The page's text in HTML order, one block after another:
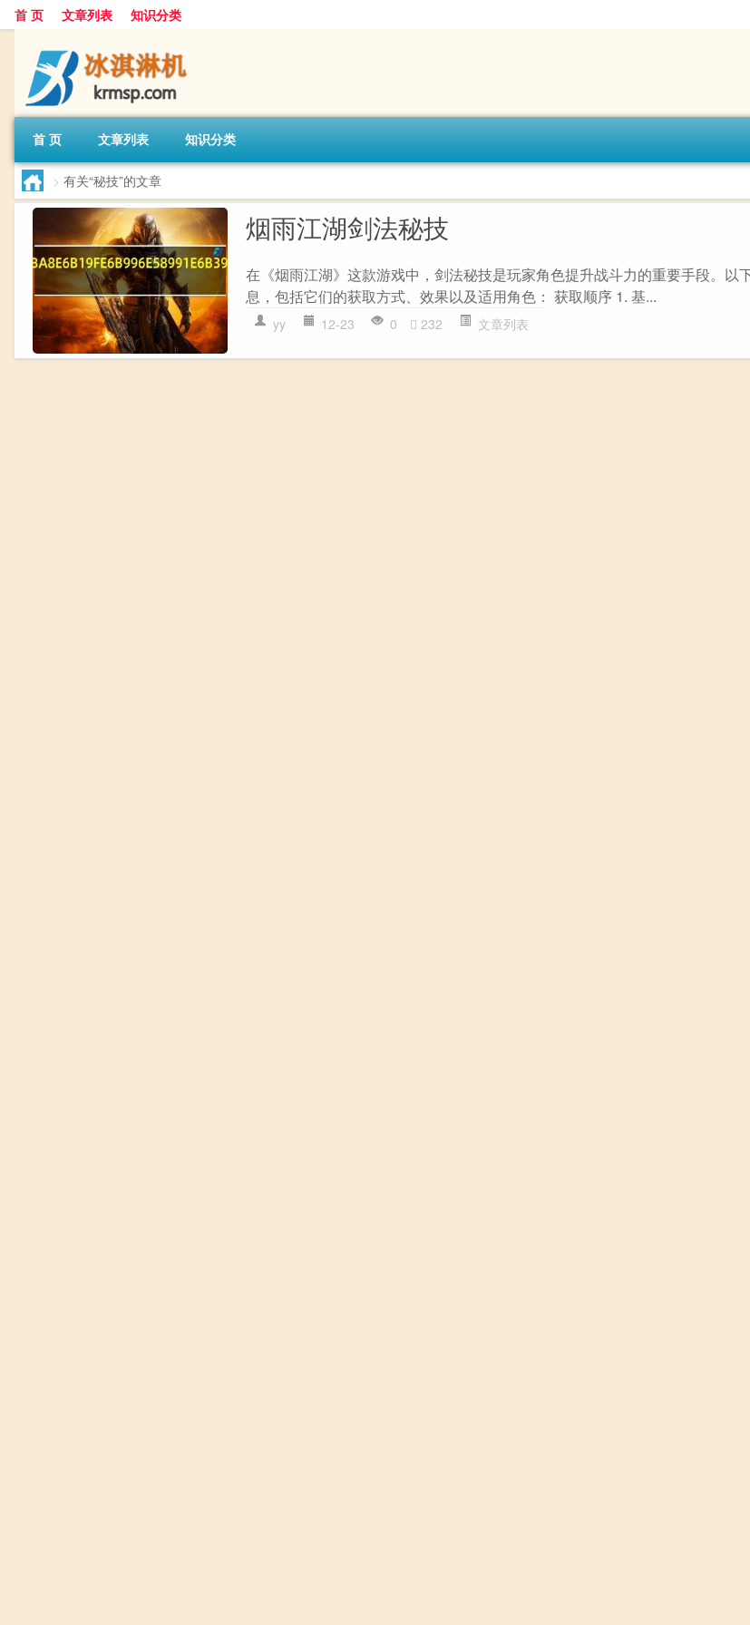
首 页 文章列表 知识分类
首 页 文章列表 知识分类
> 有关“秘技”的文章
烟雨江湖剑法秘技
在《烟雨江湖》这款游戏中，剑法秘技是玩家角色提升战斗力的重要手段。以
息，包括它们的获取方式、效果以及适用角色： 获取顺序 1. 基...
yy 12-23 0 232 文章列表